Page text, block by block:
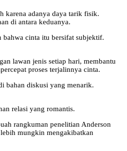
karena adanya daya tarik fisik.
di antara keduanya.
bahwa cinta itu bersifat subjektif.
lawan jenis setiap hari, membantu
proses terjalinnya cinta.
bahan diskusi yang menarik.
relasi yang romantis.
rangkuman penelitian Anderson
mungkin mengakibatkan